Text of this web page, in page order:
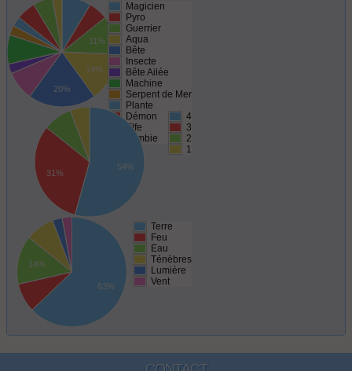
Magicien
Pyro
Guerrier
Aqua
Bête
Insecte
Bête Ailée
Machine
Serpent de Mer
Plante
Démon
Elfe
Zombie
11%
14%
20%
4
3
2
1
54%
31%
Terre
Feu
Eau
Ténèbres
Lumière
Vent
63%
14%